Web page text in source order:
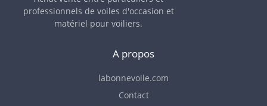
professionnels de voiles d'occasion et
matériel pour voiliers.
A propos
labonnevoile.com
Contact